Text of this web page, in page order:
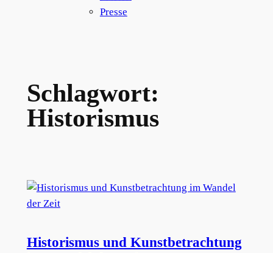
Presse
Schlagwort:
Historismus
Historismus und Kunstbetrachtung